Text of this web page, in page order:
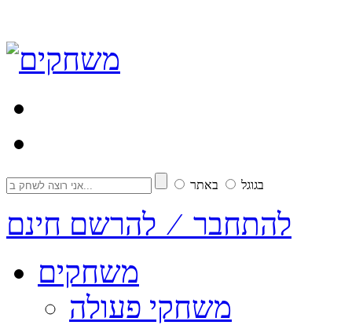
בגוגל באתר
להתחבר ⁄ להרשם חינם
משחקים
משחקי פעולה